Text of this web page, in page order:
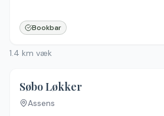
Bookbar
1.4 km væk
Søbo Løkker
Assens